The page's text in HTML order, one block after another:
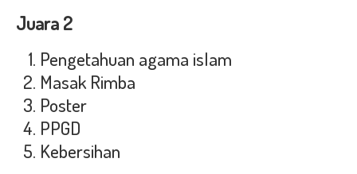
Juara 2
Pengetahuan agama islam
Masak Rimba
Poster
PPGD
Kebersihan